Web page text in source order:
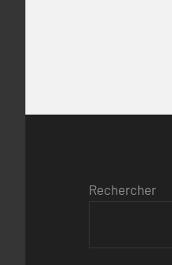
Rechercher